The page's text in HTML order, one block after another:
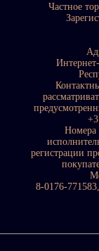
Частное
Номера
регистрации
8-0176-